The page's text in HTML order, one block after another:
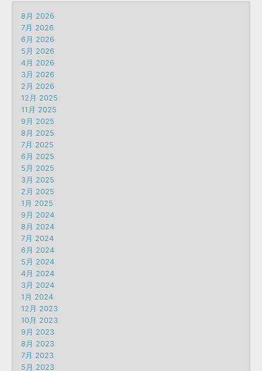
8月 2026
7月 2026
6月 2026
5月 2026
4月 2026
3月 2026
2月 2026
12月 2025
11月 2025
9月 2025
8月 2025
7月 2025
6月 2025
5月 2025
3月 2025
2月 2025
1月 2025
9月 2024
8月 2024
7月 2024
6月 2024
5月 2024
4月 2024
3月 2024
1月 2024
12月 2023
10月 2023
9月 2023
8月 2023
7月 2023
5月 2023